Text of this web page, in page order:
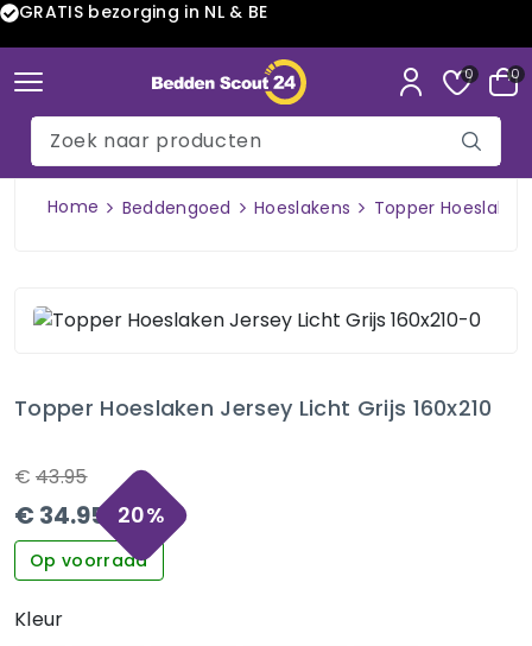
GRATIS bezorging in NL & BE
0 0
Home Beddengoed Hoeslakens Topper Hoeslaken
Topper Hoeslaken Jersey Licht Grijs 160x210
€ 43.95
€ 34.95 20%
Op voorraad
Kleur